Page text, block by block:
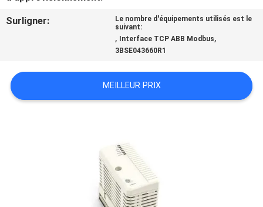
DE
LA
NOUS
CONTACTER
Surligner:
Le nombre d'équipements utilisés est le
suivant:
, Interface TCP ABB Modbus,
3BSE043660R1
MEILLEUR PRIX